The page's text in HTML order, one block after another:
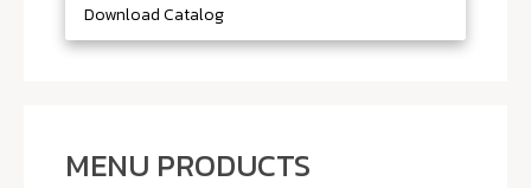
Download Catalog
MENU PRODUCTS